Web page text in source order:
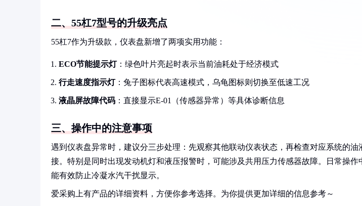
二、55杠7型号的升级亮点
55杠7作为升级款，仪表盘新增了两项实用功能：
ECO节能提示灯：绿色叶片亮起时表示当前油耗处于经济模式
行走速度指示灯：兔子图标代表高速模式，乌龟图标则切换至低速工况
液晶屏故障代码 ：直接显示E-01（传感器异常）等具体诊断信息
三、操作中的注意事项
遇到仪表盘异常时，建议分三步处理：先观察其他联动仪表状态，再检查对应系统的油
接。特别是同时出现发动机灯和液压报警时，可能涉及共用压力传感器故障。日常操
能有效防止冷凝水汽干扰显示。
爱采购上有产品的详细资料，方便你参考选择。为你提供更加详细的信息参考～